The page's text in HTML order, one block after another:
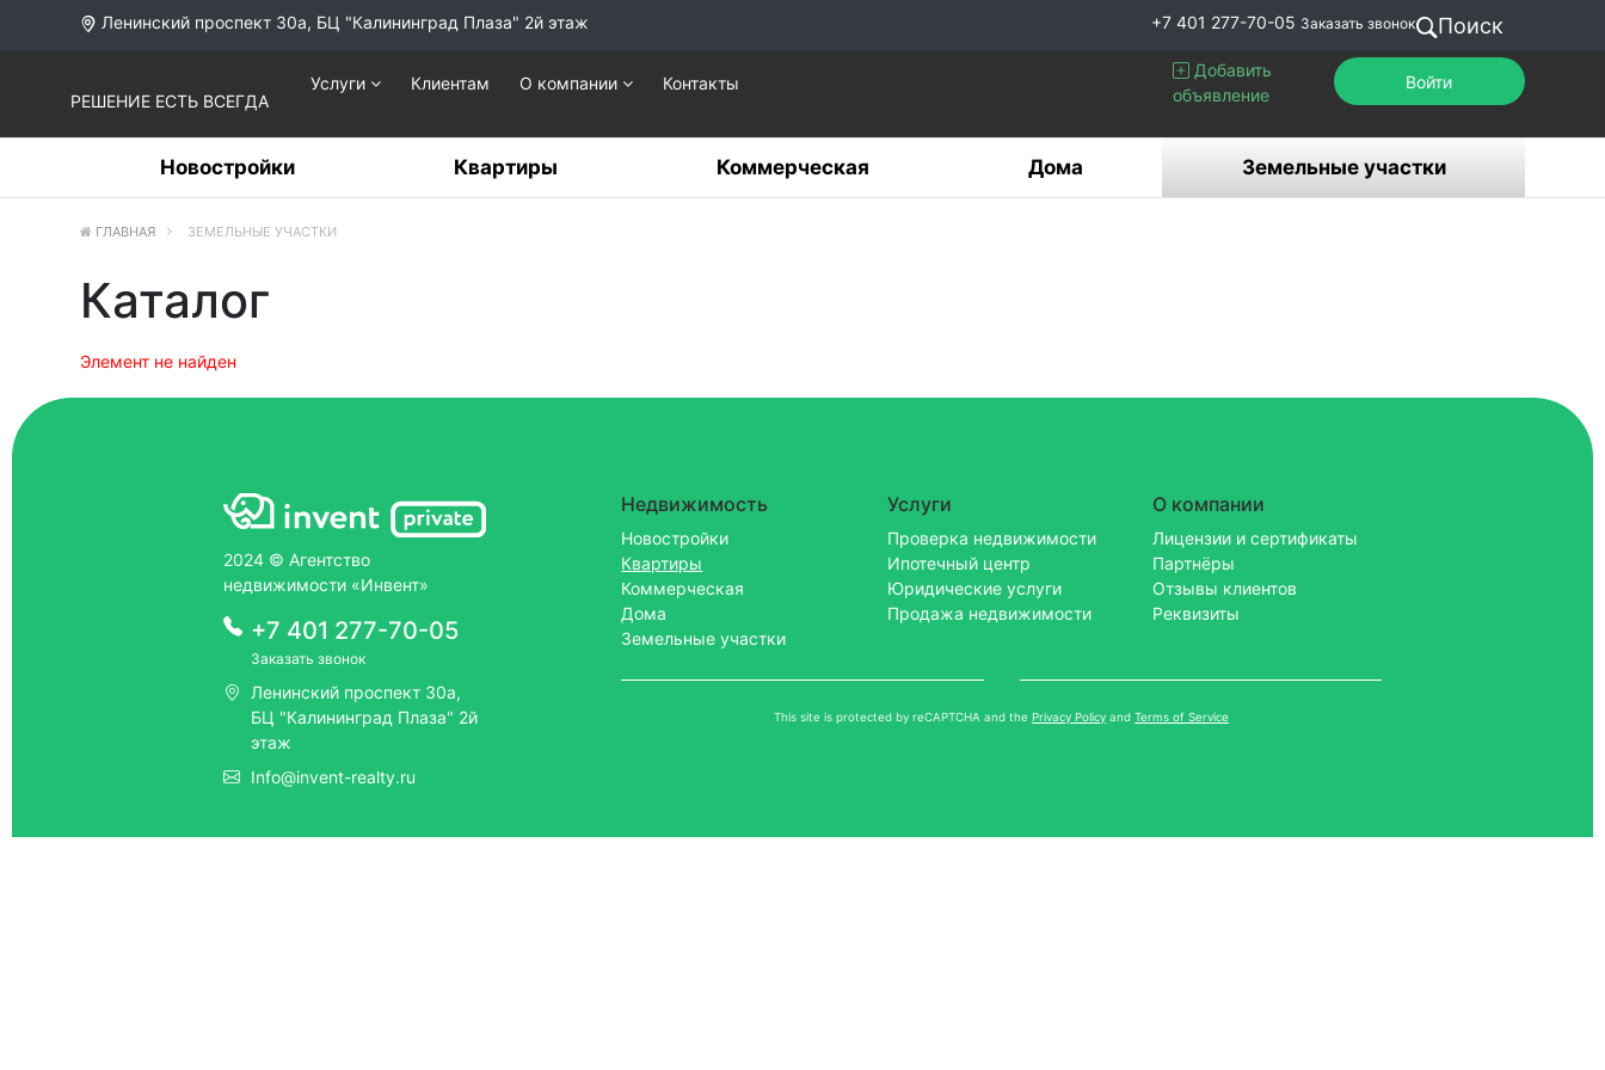
Ленинский проспект 30а, БЦ "Калининград Плаза" 2й этаж +7 401 277-70-05 Заказать звонок Поиск
РЕШЕНИЕ ЕСТЬ ВСЕГДА
Услуги Клиентам О компании Контакты
Добавить
объявление
Войти
Новостройки Квартиры Коммерческая Дома Земельные участки
ГЛАВНАЯ ЗЕМЕЛЬНЫЕ УЧАСТКИ
Каталог
Элемент не найден
2024 © Агентство
недвижимости «Инвент»
+7 401 277-70-05
Заказать звонок
Ленинский проспект 30а,
БЦ "Калининград Плаза" 2й
этаж
Info@invent-realty.ru
Недвижимость
Новостройки
Квартиры
Коммерческая
Дома
Земельные участки
Услуги
Проверка недвижимости
Ипотечный центр
Юридические услуги
Продажа недвижимости
О компании
Лицензии и сертификаты
Партнёры
Отзывы клиентов
Реквизиты
This site is protected by reCAPTCHA and thePrivacy Policy andTerms of Service